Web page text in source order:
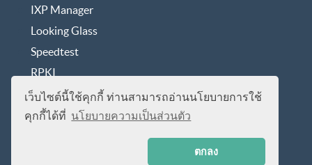
เว็บไซต์นี้ใช้คุกกี้ ท่านสามารถอ่านนโยบายการใช้
คุกกี้ได้ที่ นโยบายความเป็นส่วนตัว
ตกลง
IXP Manager
Looking Glass
Speedtest
RPKI
นโยบายการคุ้มครองข้อมูลส่วนบุคคล